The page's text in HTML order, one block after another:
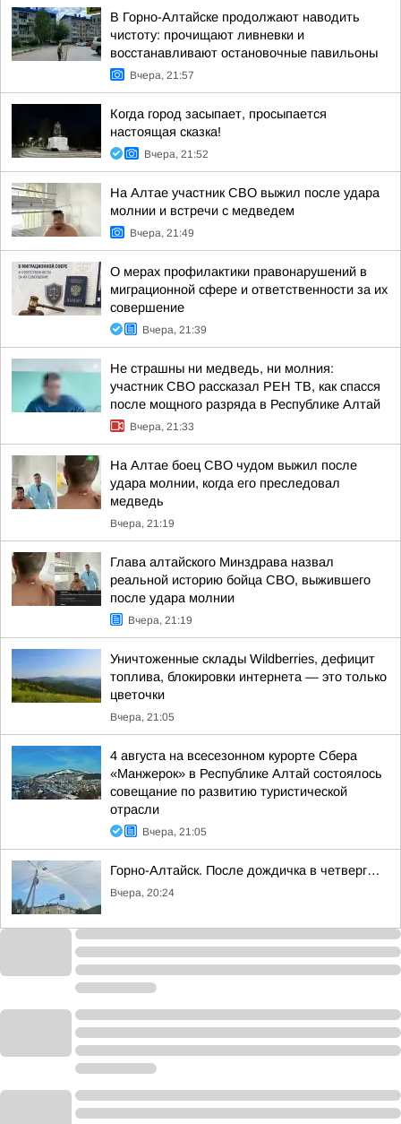
В Горно-Алтайске продолжают наводить
чистоту: прочищают ливневки и
восстанавливают остановочные павильоны
Вчера, 21:57
Когда город засыпает, просыпается
настоящая сказка!
Вчера, 21:52
На Алтае участник СВО выжил после удара
молнии и встречи с медведем
Вчера, 21:49
О мерах профилактики правонарушений в
миграционной сфере и ответственности за их
совершение
Вчера, 21:39
Не страшны ни медведь, ни молния:
участник СВО рассказал РЕН ТВ, как спасся
после мощного разряда в Республике Алтай
Вчера, 21:33
На Алтае боец СВО чудом выжил после
удара молнии, когда его преследовал
медведь
Вчера, 21:19
Глава алтайского Минздрава назвал
реальной историю бойца СВО, выжившего
после удара молнии
Вчера, 21:19
Уничтоженные склады Wildberries, дефицит
топлива, блокировки интернета — это только
цветочки
Вчера, 21:05
4 августа на всесезонном курорте Сбера
«Манжерок» в Республике Алтай состоялось
совещание по развитию туристической
отрасли
Вчера, 21:05
Горно-Алтайск. После дождичка в четверг…
Вчера, 20:24